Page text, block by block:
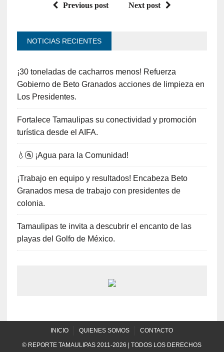
Previous post Next post
NOTICIAS RECIENTES
¡30 toneladas de cacharros menos! Refuerza
Gobierno de Beto Granados acciones de limpieza en
Los Presidentes.
Fortalece Tamaulipas su conectividad y promoción
turística desde el AIFA.
💧🚰 ¡Agua para la Comunidad!
¡Trabajo en equipo y resultados! Encabeza Beto
Granados mesa de trabajo con presidentes de
colonia.
Tamaulipas te invita a descubrir el encanto de las
playas del Golfo de México.
INICIO QUIENES SOMOS CONTACTO
© REPORTE TAMAULIPAS 2011-2026 | TODOS LOS DERECHOS